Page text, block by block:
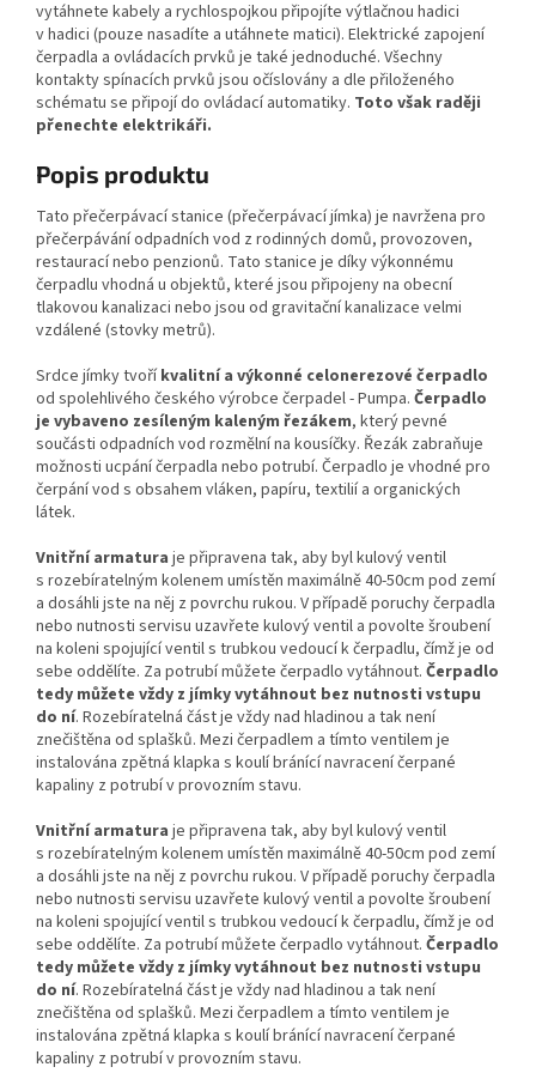
vytáhnete kabely a rychlospojkou připojíte výtlačnou hadici
v hadici (pouze nasadíte a utáhnete matici). Elektrické zapojení
čerpadla a ovládacích prvků je také jednoduché. Všechny
kontakty spínacích prvků jsou očíslovány a dle přiloženého
schématu se připojí do ovládací automatiky. Toto však raději
přenechte elektrikáři.
Popis produktu
Tato přečerpávací stanice (přečerpávací jímka) je navržena pro
přečerpávání odpadních vod z rodinných domů, provozoven,
restaurací nebo penzionů. Tato stanice je díky výkonnému
čerpadlu vhodná u objektů, které jsou připojeny na obecní
tlakovou kanalizaci nebo jsou od gravitační kanalizace velmi
vzdálené (stovky metrů).
Srdce jímky tvoříkvalitní a výkonné celonerezové čerpadlo
od spolehlivého českého výrobce čerpadel - Pumpa. Čerpadlo
je vybaveno zesíleným kaleným řezákem, který pevné
součásti odpadních vod rozmělní na kousíčky. Řezák zabraňuje
možnosti ucpání čerpadla nebo potrubí. Čerpadlo je vhodné pro
čerpání vod s obsahem vláken, papíru, textilií a organických
látek.
Vnitřní armatura je připravena tak, aby byl kulový ventil
s rozebíratelným kolenem umístěn maximálně 40-50cm pod zemí
a dosáhli jste na něj z povrchu rukou. V případě poruchy čerpadla
nebo nutnosti servisu uzavřete kulový ventil a povolte šroubení
na koleni spojující ventil s trubkou vedoucí k čerpadlu, čímž je od
sebe oddělíte. Za potrubí můžete čerpadlo vytáhnout. Čerpadlo
tedy můžete vždy z jímky vytáhnout bez nutnosti vstupu
do ní. Rozebíratelná část je vždy nad hladinou a tak není
znečištěna od splašků. Mezi čerpadlem a tímto ventilem je
instalována zpětná klapka s koulí bránící navracení čerpané
kapaliny z potrubí v provozním stavu.
Vnitřní armatura je připravena tak, aby byl kulový ventil
s rozebíratelným kolenem umístěn maximálně 40-50cm pod zemí
a dosáhli jste na něj z povrchu rukou. V případě poruchy čerpadla
nebo nutnosti servisu uzavřete kulový ventil a povolte šroubení
na koleni spojující ventil s trubkou vedoucí k čerpadlu, čímž je od
sebe oddělíte. Za potrubí můžete čerpadlo vytáhnout. Čerpadlo
tedy můžete vždy z jímky vytáhnout bez nutnosti vstupu
do ní. Rozebíratelná část je vždy nad hladinou a tak není
znečištěna od splašků. Mezi čerpadlem a tímto ventilem je
instalována zpětná klapka s koulí bránící navracení čerpané
kapaliny z potrubí v provozním stavu.